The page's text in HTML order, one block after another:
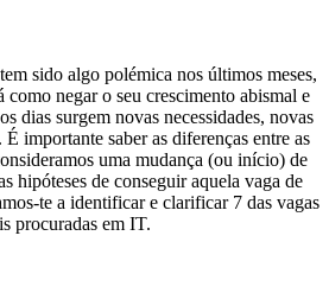
sido algo polémica nos últimos meses,
como negar o seu crescimento abismal e
dias surgem novas necessidades, novas
importante saber as diferenças entre as
uma mudança (ou início) de
hipóteses de conseguir aquela vaga de
te a identificar e clarificar 7 das vagas
procuradas em IT.